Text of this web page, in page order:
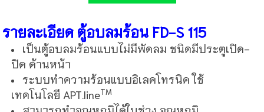
รายละเอียด ตู้อบลมร้อน FD-S 115
เป็นตู้อบลมร้อนแบบไม่มีพัดลม ชนิดมีประตูเปิด-
ปิด ด้านหน้า
ระบบทำความร้อนแบบอิเลคโทรนิค ใช้
เทคโนโลยี APT.lineTM